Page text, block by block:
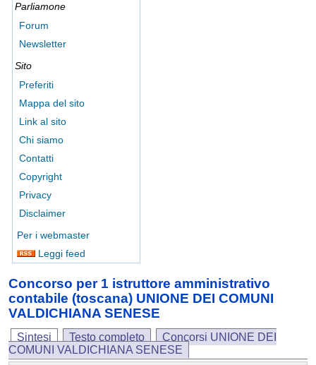
Parliamone
Forum
Newsletter
Sito
Preferiti
Mappa del sito
Link al sito
Chi siamo
Contatti
Copyright
Privacy
Disclaimer
Per i webmaster
Leggi feed
Concorso per 1 istruttore amministrativo
contabile (toscana) UNIONE DEI COMUNI
VALDICHIANA SENESE
Sintesi Testo completo
Concorsi UNIONE DEI
COMUNI VALDICHIANA SENESE